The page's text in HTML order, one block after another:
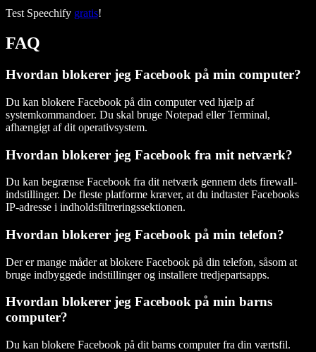
Test Speechify gratis!
FAQ
Hvordan blokerer jeg Facebook på min computer?
Du kan blokere Facebook på din computer ved hjælp af
systemkommandoer. Du skal bruge Notepad eller Terminal,
afhængigt af dit operativsystem.
Hvordan blokerer jeg Facebook fra mit netværk?
Du kan begrænse Facebook fra dit netværk gennem dets firewall-
indstillinger. De fleste platforme kræver, at du indtaster Facebooks
IP-adresse i indholdsfiltreringssektionen.
Hvordan blokerer jeg Facebook på min telefon?
Der er mange måder at blokere Facebook på din telefon, såsom at
bruge indbyggede indstillinger og installere tredjepartsapps.
Hvordan blokerer jeg Facebook på min barns
computer?
Du kan blokere Facebook på dit barns computer fra din værtsfil.